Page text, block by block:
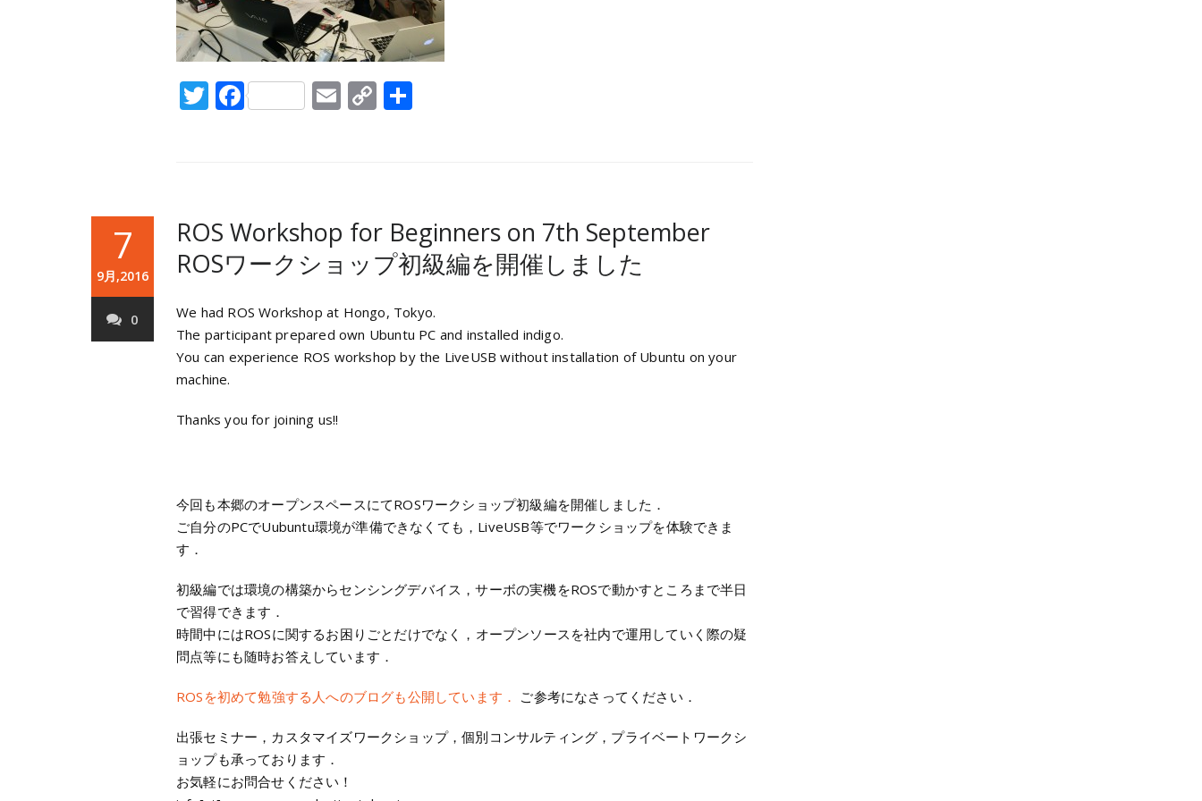
Twitter
FacebookEmail
Copy
Link
7
9月,2016
0
ROS Workshop for Beginners on 7th September
ROSワークショップ初級編を開催しました
We had ROS Workshop at Hongo, Tokyo.
The participant prepared own Ubuntu PC and installed indigo.
You can experience ROS workshop by the LiveUSB without installation of Ubuntu on your
machine.
Thanks you for joining us!!
今回も本郷のオープンスペースにてROSワークショップ初級編を開催しました．
ご自分のPCでUubuntu環境が準備できなくても，LiveUSB等でワークショップを体験できま
す．
初級編では環境の構築からセンシングデバイス，サーボの実機をROSで動かすところまで半日
で習得できます．
時間中にはROSに関するお困りごとだけでなく，オープンソースを社内で運用していく際の疑
問点等にも随時お答えしています．
ROSを初めて勉強する人へのブログも公開しています． ご参考になさってください．
出張セミナー，カスタマイズワークショップ，個別コンサルティング，プライベートワークシ
ョップも承っております．
お気軽にお問合せください！